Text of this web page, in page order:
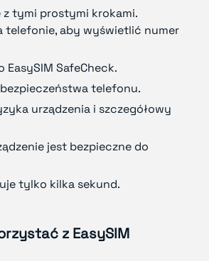
z tymi prostymi krokami.
telefonie, aby wyświetlić numer
EasySIM SafeCheck.
telefonu.
urządzenia i szczegółowy
jest bezpieczne do
tylko kilka sekund.
z EasySIM